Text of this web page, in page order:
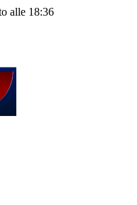
alle 18:36